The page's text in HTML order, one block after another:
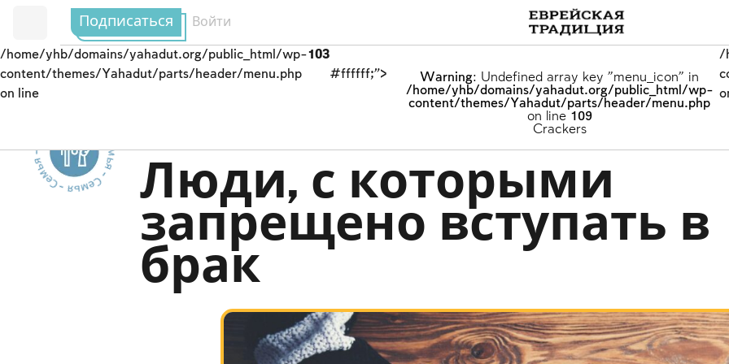
Подписаться Войти
/home/yhb/domains/yahadut.org/public_html/wp-
content/themes/Yahadut/parts/header/menu.php
on line
103
#ffffff;">
Warning: Undefined array key "menu_icon" in
/home/yhb/domains/yahadut.org/public_html/wp-
content/themes/Yahadut/parts/header/menu.php
on line 109
Emulators
/
Подписаться Войти
/home/yhb/domains/yahadut.org/public_html/wp-
content/themes/Yahadut/parts/header/menu.php
on line
103
#ffffff;">
Warning: Undefined array key "menu_icon" in
/home/yhb/domains/yahadut.org/public_html/wp-
content/themes/Yahadut/parts/header/menu.php
on line 109
MultiLang
/
Семья - Семья - Семья - Семья - Семья --Люди, с которыми
запрещено вступать в
брак
Подписаться Войти
/home/yhb/domains/yahadut.org/public_html/wp-
content/themes/Yahadut/parts/header/menu.php
on line
103
#ffffff;">
Warning: Undefined array key "menu_icon" in
/home/yhb/domains/yahadut.org/public_html/wp-
content/themes/Yahadut/parts/header/menu.php
on line 109
Crackers
/